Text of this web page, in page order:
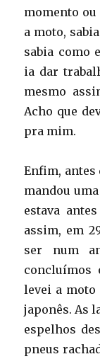
momento ou
a moto,
sabia como
ia dar
mesmo
Acho que
pra mim.
Enfim, antes
mandou
estava
assim, em
ser num
concluímos
levei a
japonês. As
espelhos
pneus